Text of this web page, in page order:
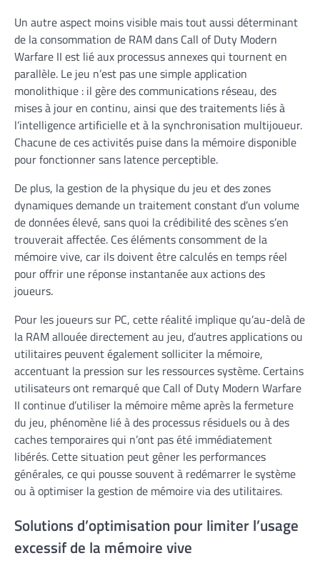
Un autre aspect moins visible mais tout aussi déterminant
de la consommation de RAM dans Call of Duty Modern
Warfare II est lié aux processus annexes qui tournent en
parallèle. Le jeu n’est pas une simple application
monolithique : il gère des communications réseau, des
mises à jour en continu, ainsi que des traitements liés à
l’intelligence artificielle et à la synchronisation multijoueur.
Chacune de ces activités puise dans la mémoire disponible
pour fonctionner sans latence perceptible.
De plus, la gestion de la physique du jeu et des zones
dynamiques demande un traitement constant d’un volume
de données élevé, sans quoi la crédibilité des scènes s’en
trouverait affectée. Ces éléments consomment de la
mémoire vive, car ils doivent être calculés en temps réel
pour offrir une réponse instantanée aux actions des
joueurs.
Pour les joueurs sur PC, cette réalité implique qu’au-delà de
la RAM allouée directement au jeu, d’autres applications ou
utilitaires peuvent également solliciter la mémoire,
accentuant la pression sur les ressources système. Certains
utilisateurs ont remarqué que Call of Duty Modern Warfare
II continue d’utiliser la mémoire même après la fermeture
du jeu, phénomène lié à des processus résiduels ou à des
caches temporaires qui n’ont pas été immédiatement
libérés. Cette situation peut gêner les performances
générales, ce qui pousse souvent à redémarrer le système
ou à optimiser la gestion de mémoire via des utilitaires.
Solutions d’optimisation pour limiter l’usage
excessif de la mémoire vive